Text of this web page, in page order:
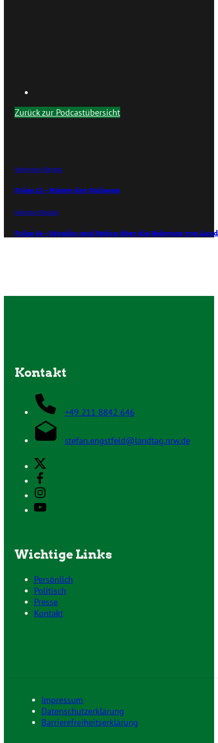
Zurück zur Podcastübersicht
Vorheriger Beitrag
Folge 12 – Hinter der Kulissen
Nächster Beitrag
Folge 14 – Monika und Stefan über die Relevanz von
Kontakt
+49 211 8842 646
stefan.engstfeld@landtag.nrw.de
Wichtige Links
Persönlich
Politisch
Presse
Kontakt
Impressum
Datenschutzerklärung
Barrierefreiheitserklärung